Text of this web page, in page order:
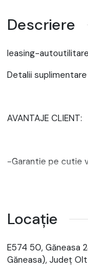
Descriere
leasing-
Detalii
AVANTAJE CLIENT:
-Garantie pe cutie
-GRATUIT
-Eliberare numere
-Control tehnic al
Locație
E574 50, Găneasa
Găneasa), Județ Olt